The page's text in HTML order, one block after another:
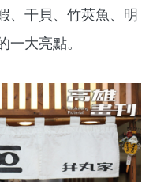
、干貝、竹莢魚、明
一大亮點。